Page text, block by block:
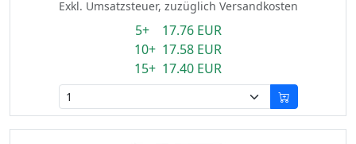
Exkl. Umsatzsteuer, zuzüglich Versandkosten
5+ 17.76 EUR
10+ 17.58 EUR
15+ 17.40 EUR